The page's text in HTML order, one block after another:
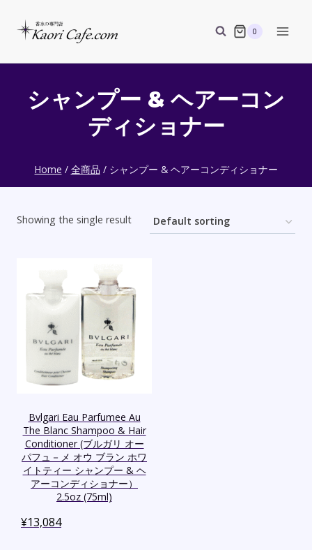
0
シャンプー & ヘアーコン
ディショナー
Home / 全商品 / シャンプー & ヘアーコンディショナー
Showing the single result
Bvlgari Eau Parfumee Au
The Blanc Shampoo & Hair
Conditioner (ブルガリ オー
パフュ－メ オウ ブラン ホワ
イトティー シャンプー & ヘ
アーコンディショナー）
2.5oz (75ml)
¥13,084